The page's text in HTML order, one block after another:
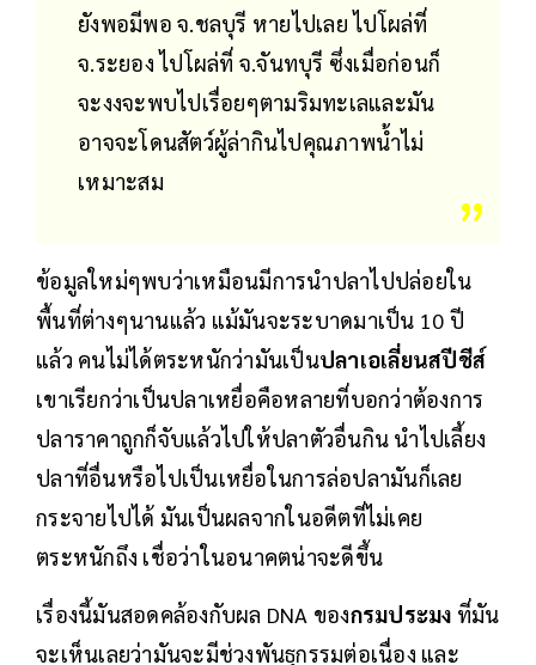
ยังพอมีพอ จ.ชลบุรี หายไปเลย ไปโผล่ที่
จ.ระยอง ไปโผล่ที่ จ.จันทบุรี ซึ่งเมื่อก่อนก็
จะงงจะพบไปเรื่อยๆตามริมทะเลและมัน
อาจจะโดนสัตว์ผู้ล่ากินไปคุณภาพน้ำไม่
เหมาะสม
ข้อมูลใหม่ๆพบว่าเหมือนมีการนำปลาไปปล่อยใน
พื้นที่ต่างๆนานแล้ว แม้มันจะระบาดมาเป็น 10 ปี
แล้ว คนไม่ได้ตระหนักว่ามันเป็นปลาเอเลี่ยนสปีชีส์
เขาเรียกว่าเป็นปลาเหยื่อคือหลายที่บอกว่าต้องการ
ปลาราคาถูกก็จับแล้วไปให้ปลาตัวอื่นกิน นำไปเลี้ยง
ปลาที่อื่นหรือไปเป็นเหยื่อในการล่อปลามันก็เลย
กระจายไปได้ มันเป็นผลจากในอดีตที่ไม่เคย
ตระหนักถึง เชื่อว่าในอนาคตน่าจะดีขึ้น
เรื่องนี้มันสอดคล้องกับผล DNA ของกรมประมง ที่มัน
จะเห็นเลยว่ามันจะมีช่วงพันธุกรรมต่อเนื่อง และ